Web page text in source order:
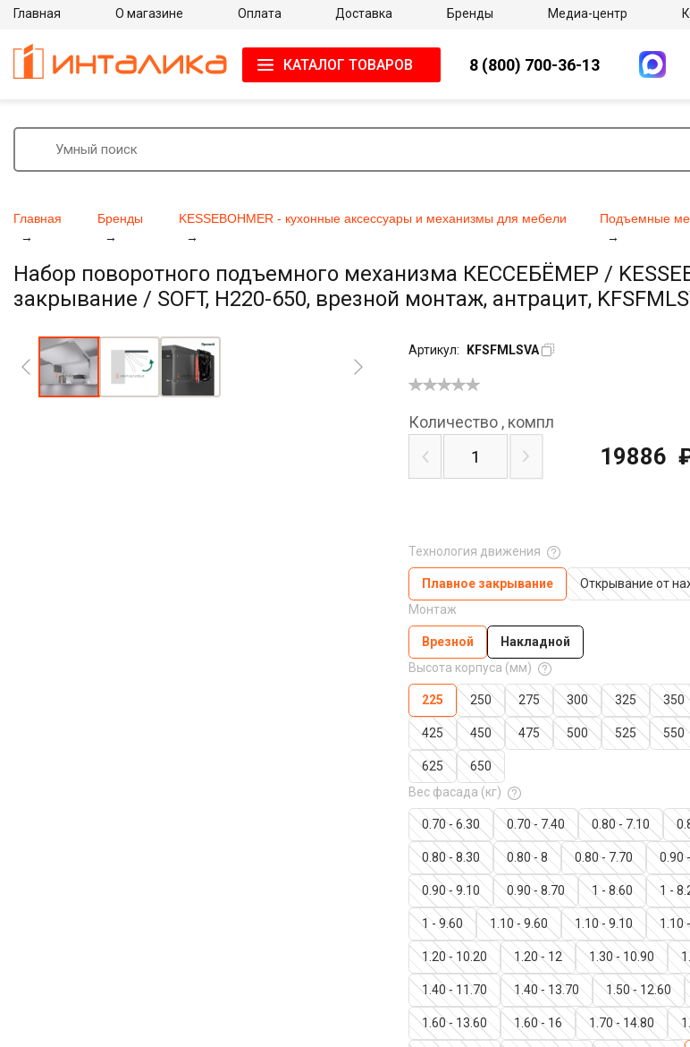
Главная Бренды KESSEBOHMER - кухонные аксессуары и механизмы для мебели Подъемные
Набор поворотного подъемного механизма КЕССЕБЁМЕР /
закрывание / SOFT, H220-650, врезной монтаж, антрацит,
Увеличить фото
Артикул: KFSFMLSVA
Технология движения
Плавное закрывание
Открывание от
Монтаж
Врезной
Накладной
Высота корпуса (мм)
225 250 275 300 325 350
425 450 475 500 525 550
625
650
Вес фасада (кг)
0.70 - 6.30 0.70 - 7.40 0.80 - 7.10
0.80 - 8.30 0.80 - 8 0.80 - 7.70 0.90
0.90 - 9.10 0.90 - 8.70 1 - 8.60 1 -
1 - 9.60 1.10 - 9.60 1.10 - 9.10 1.10
1.20 - 10.20 1.20 - 12 1.30 - 10.90
1.40 - 11.70 1.40 - 13.70 1.50 - 12.60
1.60 - 13.60 1.60 - 16 1.70 - 14.80
Количество , компл
19886
Главная О магазине Оплата Доставка Бренды Медиа-центр
КАТАЛОГ ТОВАРОВ 8 (800) 700-36-13